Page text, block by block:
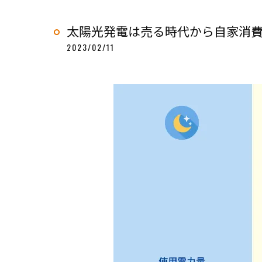
太陽光発電は売る時代から自家消
2023/02/11